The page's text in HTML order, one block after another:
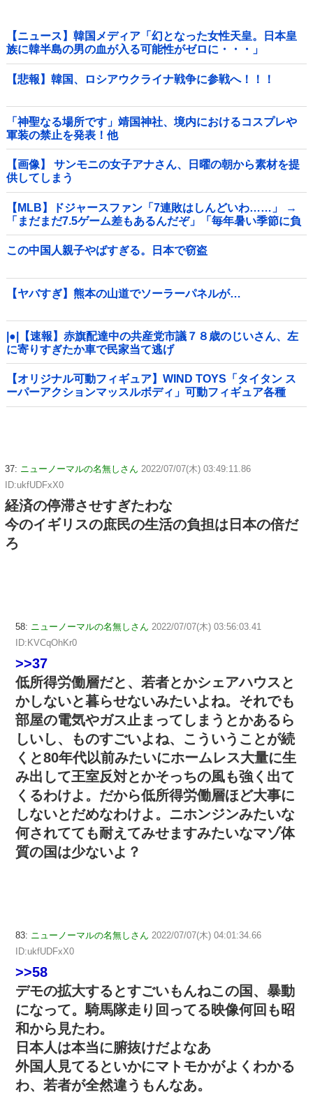
【ニュース】韓国メディア「幻となった女性天皇。日本皇
族に韓半島の男の血が入る可能性がゼロに・・・」
【悲報】韓国、ロシアウクライナ戦争に参戦へ！！！
「神聖なる場所です」靖国神社、境内におけるコスプレや
軍装の禁止を発表！他
【画像】 サンモニの女子アナさん、日曜の朝から素材を提
供してしまう
【MLB】ドジャースファン「7連敗はしんどいわ……」 →
「まだまだ7.5ゲーム差もあるんだぞ」「毎年暑い季節に負
けることが増えるけど結局10月には勝って終わるんだよ」
この中国人親子やばすぎる。日本で窃盗
【ヤバすぎ】熊本の山道でソーラーパネルが…
|●|【速報】赤旗配達中の共産党市議７８歳のじいさん、左
に寄りすぎたか車で民家当て逃げ
【オリジナル可動フィギュア】WIND TOYS「タイタン ス
ーパーアクションマッスルボディ」可動フィギュア各種
【予約開始】
37: ニューノーマルの名無しさん 2022/07/07(木) 03:49:11.86
ID:ukfUDFxX0
経済の停滞させすぎたわな
今のイギリスの庶民の生活の負担は日本の倍だ
ろ
58: ニューノーマルの名無しさん 2022/07/07(木) 03:56:03.41
ID:KVCqOhKr0
>>37
低所得労働層だと、若者とかシェアハウスと
かしないと暮らせないみたいよね。それでも
部屋の電気やガス止まってしまうとかあるら
しいし、ものすごいよね、こういうことが続
くと80年代以前みたいにホームレス大量に生
み出して王室反対とかそっちの風も強く出て
くるわけよ。だから低所得労働層ほど大事に
しないとだめなわけよ。ニホンジンみたいな
何されてても耐えてみせますみたいなマゾ体
質の国は少ないよ？
83: ニューノーマルの名無しさん 2022/07/07(木) 04:01:34.66
ID:ukfUDFxX0
>>58
デモの拡大するとすごいもんねこの国、暴動
になって。騎馬隊走り回ってる映像何回も昭
和から見たわ。
日本人は本当に腑抜けだよなあ
外国人見てるといかにマトモかがよくわかる
わ、若者が全然違うもんなあ。